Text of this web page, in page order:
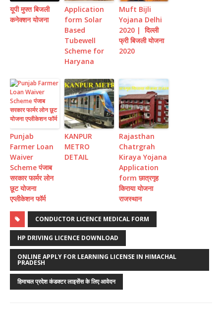
यूपी मुफ्त बिजली
कनेक्शन योजना
Application
form Solar
Based
Tubewell
Scheme for
Haryana
Muft Bijli
Yojana Delhi
2020 | दिल्ली
फ्री बिजली योजना
2020
Punjab
Farmer Loan
Waiver
Scheme पंजाब
सरकार फार्मर लोन
छूट योजना
एप्लीकेशन फॉर्म
KANPUR
METRO
DETAIL
Rajasthan
Chatrgrah
Kiraya Yojana
Application
form छात्रगृह
किराया योजना
राजस्थान
CONDUCTOR LICENCE MEDICAL FORM
HP DRIVING LICENCE DOWNLOAD
ONLINE APPLY FOR LEARNING LICENSE IN HIMACHAL
PRADESH
हिमाचल प्रदेश कंडक्टर लाइसेंस के लिए आवेदन